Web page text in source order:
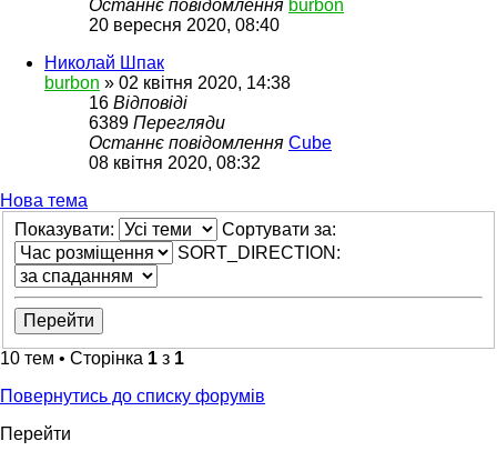
Останнє повідомлення burbon
20 вересня 2020, 08:40
Николай Шпак
burbon » 02 квітня 2020, 14:38
16 Відповіді
6389 Перегляди
Останнє повідомлення Cube
08 квітня 2020, 08:32
Нова тема
Показувати:
Сортувати за:
SORT_DIRECTION:
10 тем • Сторінка 1 з 1
Повернутись до списку форумів
Перейти